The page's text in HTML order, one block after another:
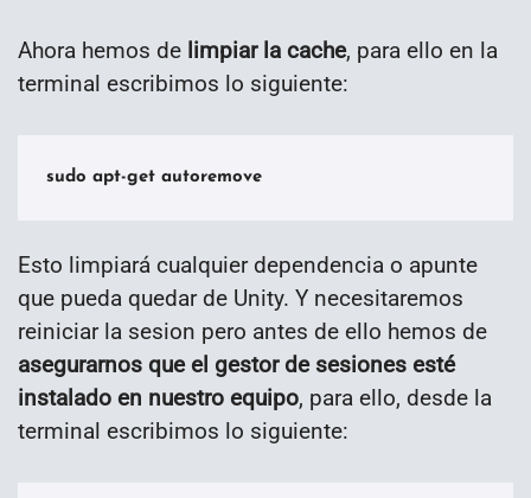
Ahora hemos de limpiar la cache, para ello en la
terminal escribimos lo siguiente:
sudo apt-get autoremove
Esto limpiará cualquier dependencia o apunte
que pueda quedar de Unity. Y necesitaremos
reiniciar la sesion pero antes de ello hemos de
asegurarnos que el gestor de sesiones esté
instalado en nuestro equipo, para ello, desde la
terminal escribimos lo siguiente: